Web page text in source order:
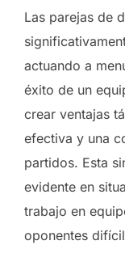
Las parejas de
actuando a
éxito de un
crear ventajas
efectiva y una
partidos. Esta
evidente en
trabajo en
oponentes